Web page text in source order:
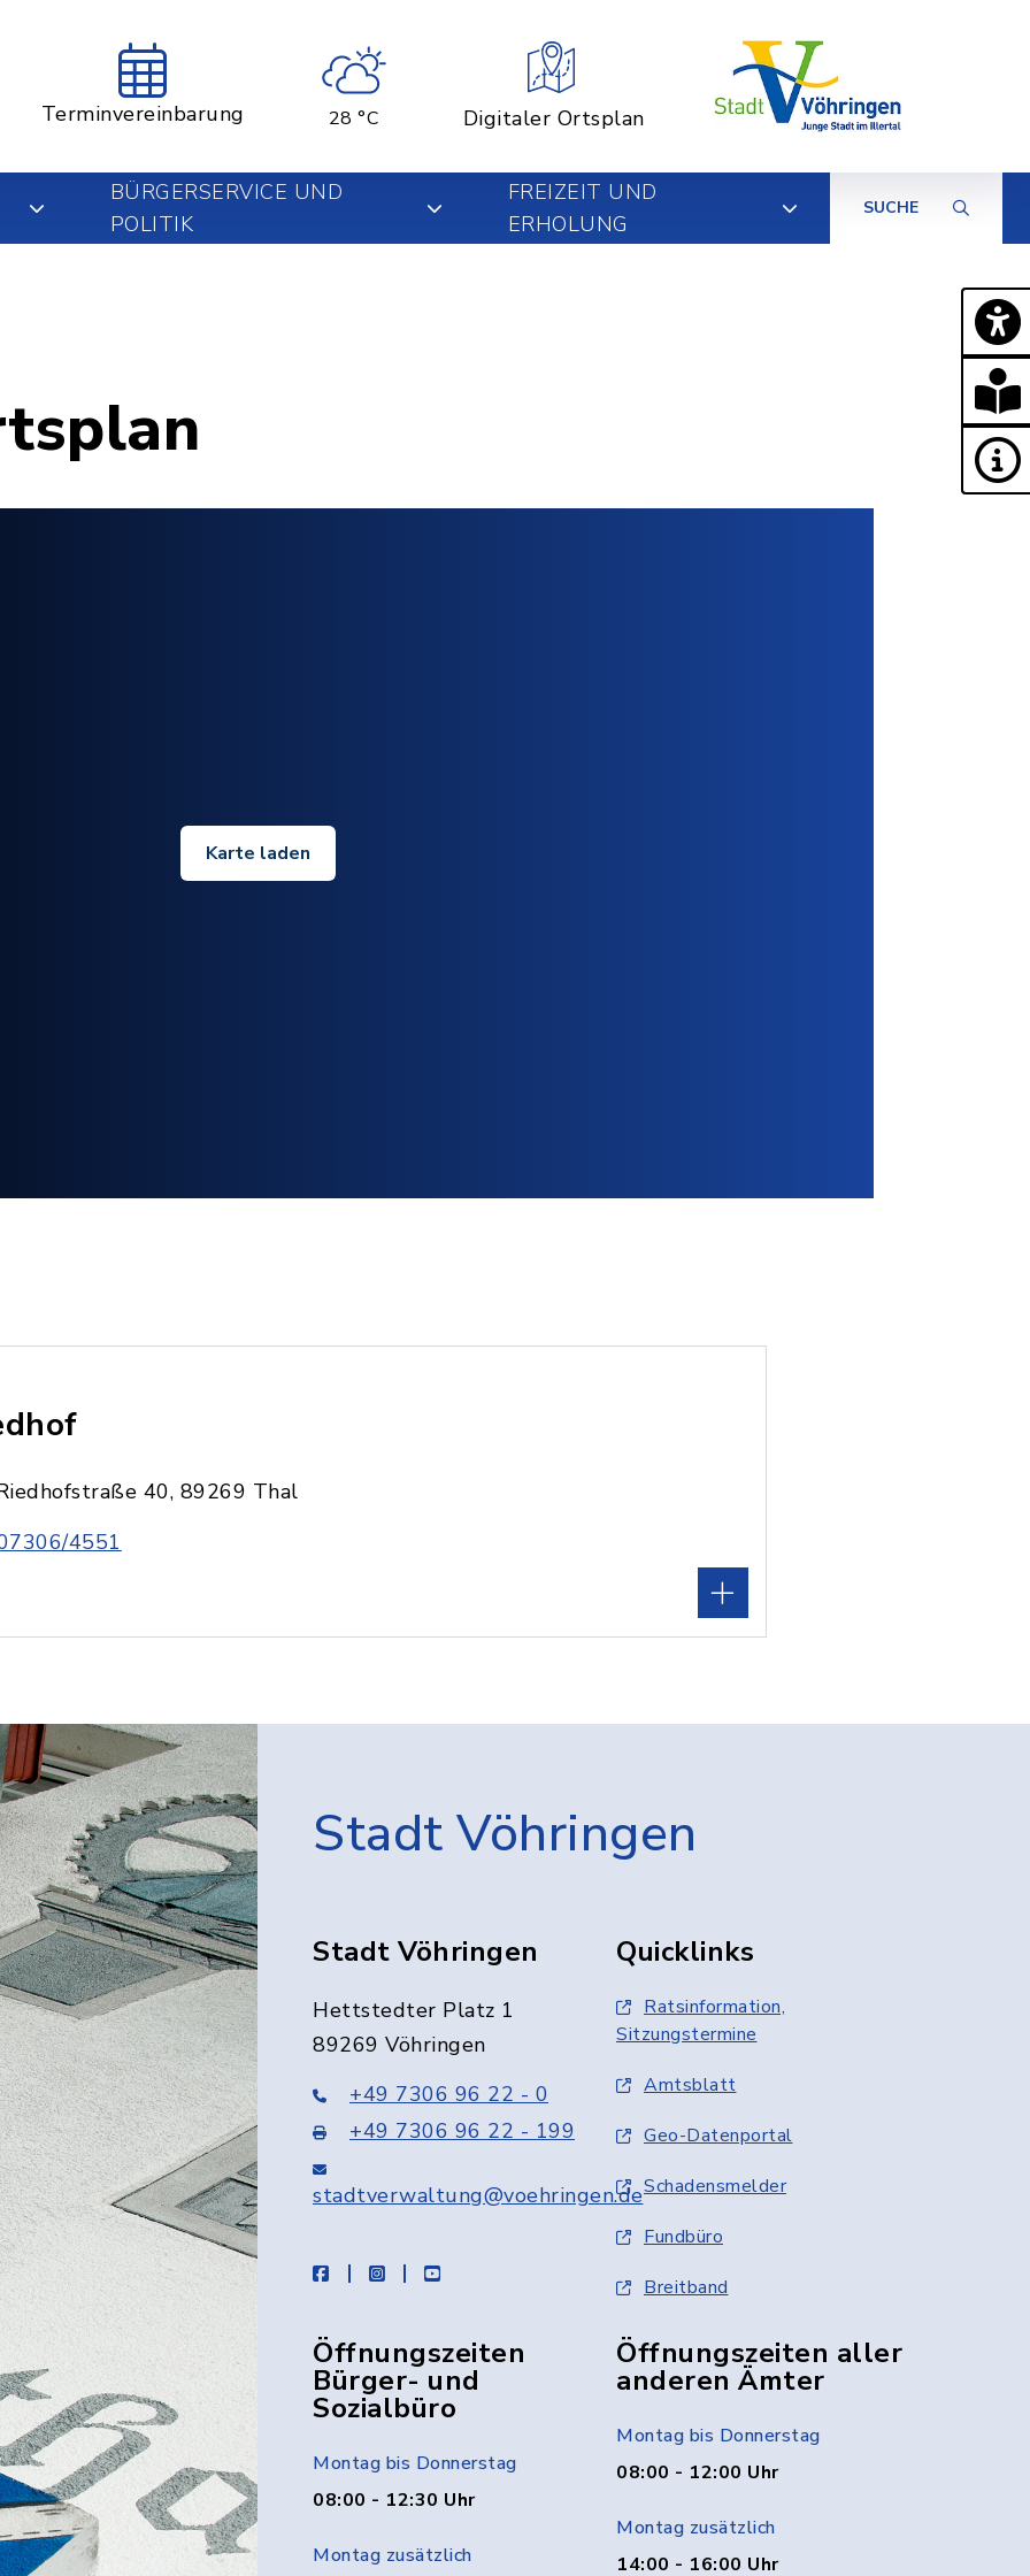
Terminvereinbarung 28 °C Digitaler Ortsplan
BÜRGERSERVICE UND
POLITIK
FREIZEIT UND
ERHOLUNG
SUCHE
Karte laden
40, 89269 Thal
4551
Stadt Vöhringen
Stadt Vöhringen
Hettstedter Platz 1
89269 Vöhringen
+49 7306 96 22 - 0
+49 7306 96 22 - 199
stadtverwaltung@voehringen.de
facebookinstagramyoutube
Quicklinks
Ratsinformation,
Sitzungstermine
Amtsblatt
Geo-Datenportal
Schadensmelder
Fundbüro
Breitband
Öffnungszeiten
Bürger- und
Sozialbüro
Montag bis Donnerstag
08:00 - 12:30 Uhr
Montag zusätzlich
Öffnungszeiten aller
anderen Ämter
Montag bis Donnerstag
08:00 - 12:00 Uhr
Montag zusätzlich
14:00 - 16:00 Uhr